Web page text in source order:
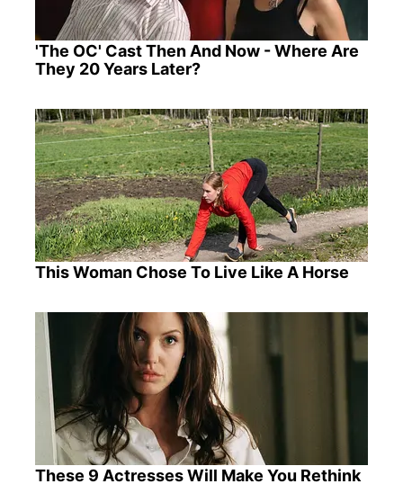
'The OC' Cast Then And Now - Where Are
They 20 Years Later?
This Woman Chose To Live Like A Horse
These 9 Actresses Will Make You Rethink